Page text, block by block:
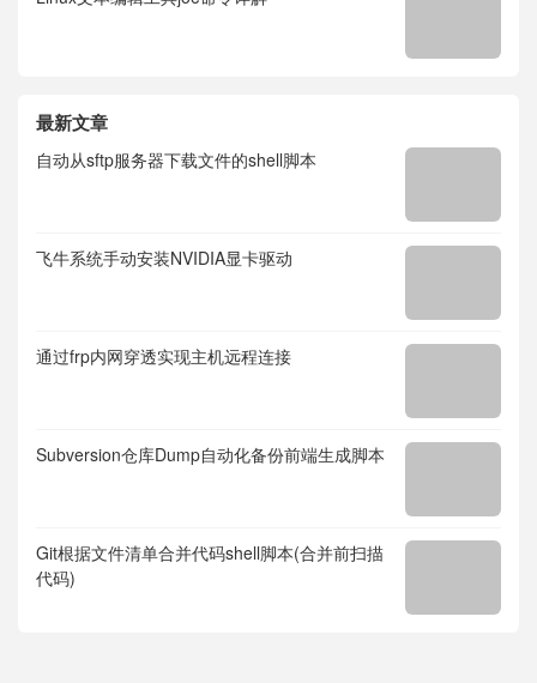
最新文章
自动从sftp服务器下载文件的shell脚本
飞牛系统手动安装NVIDIA显卡驱动
通过frp内网穿透实现主机远程连接
Subversion仓库Dump自动化备份前端生成脚本
Git根据文件清单合并代码shell脚本(合并前扫描
代码)